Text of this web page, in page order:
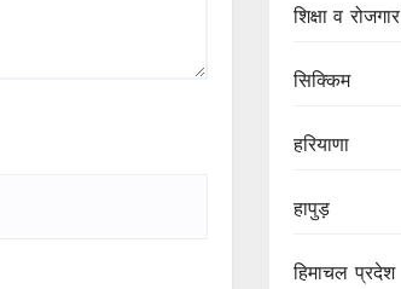
शिक्षा व रोजगार
सिक्किम
हरियाणा
हापुड़
हिमाचल प्रदेश